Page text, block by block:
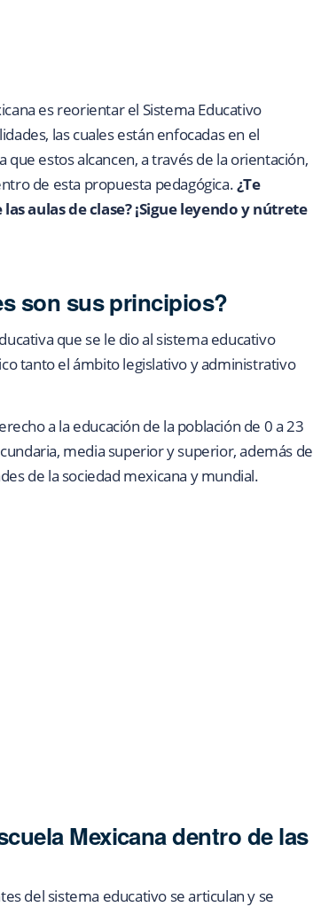
es reorientar el Sistema Educativo
las cuales están enfocadas en el
estos alcancen, a través de la orientación,
de esta propuesta pedagógica.¿Te
aulas de clase? ¡Sigue leyendo y nútrete
son sus principios?
que se le dio al sistema educativo
tanto el ámbito legislativo y administrativo
a la educación de la población de 0 a 23
media superior y superior, además de
de la sociedad mexicana y mundial.
Mexicana dentro de las
del sistema educativo se articulan y se